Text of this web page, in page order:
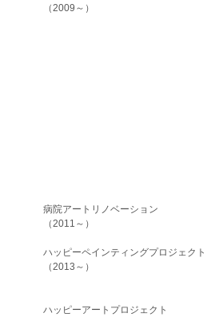
（2009～）
病院アートリノベーション
（2011～）
ハッピーペインティングプロジェクト
（2013～）
ハッピーアートプロジェクト